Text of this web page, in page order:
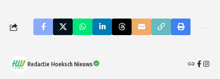
Redactie Hoeksch Nieuws